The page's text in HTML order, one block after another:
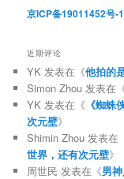
京ICP备19011452号-1
近期评论
YK 发表在《他拍的
Simon Zhou 发表在
YK 发表在《 《蜘蛛
次元壁》
Shimin Zhou 发表在
世界，还有次元壁》
周世民 发表在《男